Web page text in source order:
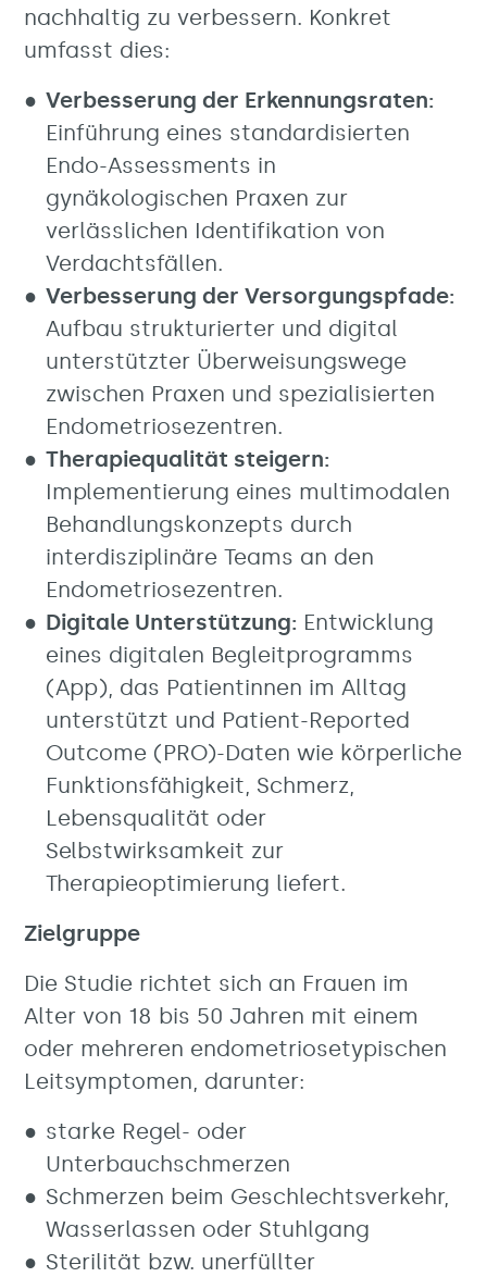
nachhaltig zu verbessern. Konkret
umfasst dies:
Verbesserung der Erkennungsraten:
Einführung eines standardisierten
Endo-Assessments in
gynäkologischen Praxen zur
verlässlichen Identifikation von
Verdachtsfällen.
Verbesserung der Versorgungspfade:
Aufbau strukturierter und digital
unterstützter Überweisungswege
zwischen Praxen und spezialisierten
Endometriosezentren.
Therapiequalität steigern:
Implementierung eines multimodalen
Behandlungskonzepts durch
interdisziplinäre Teams an den
Endometriosezentren.
Digitale Unterstützung: Entwicklung
eines digitalen Begleitprogramms
(App), das Patientinnen im Alltag
unterstützt und Patient-Reported
Outcome (PRO)-Daten wie körperliche
Funktionsfähigkeit, Schmerz,
Lebensqualität oder
Selbstwirksamkeit zur
Therapieoptimierung liefert.
Zielgruppe
Die Studie richtet sich an Frauen im
Alter von 18 bis 50 Jahren mit einem
oder mehreren endometriosetypischen
Leitsymptomen, darunter:
starke Regel- oder
Unterbauchschmerzen
Schmerzen beim Geschlechtsverkehr,
Wasserlassen oder Stuhlgang
Sterilität bzw. unerfüllter